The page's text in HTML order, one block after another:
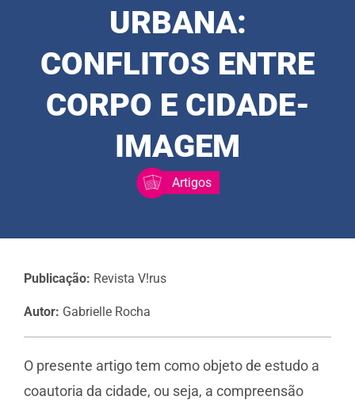
URBANA:
CONFLITOS ENTRE
CORPO E CIDADE-
IMAGEM
Artigos
Publicação: Revista V!rus
Autor: Gabrielle Rocha
O presente artigo tem como objeto de estudo a
coautoria da cidade, ou seja, a compreensão